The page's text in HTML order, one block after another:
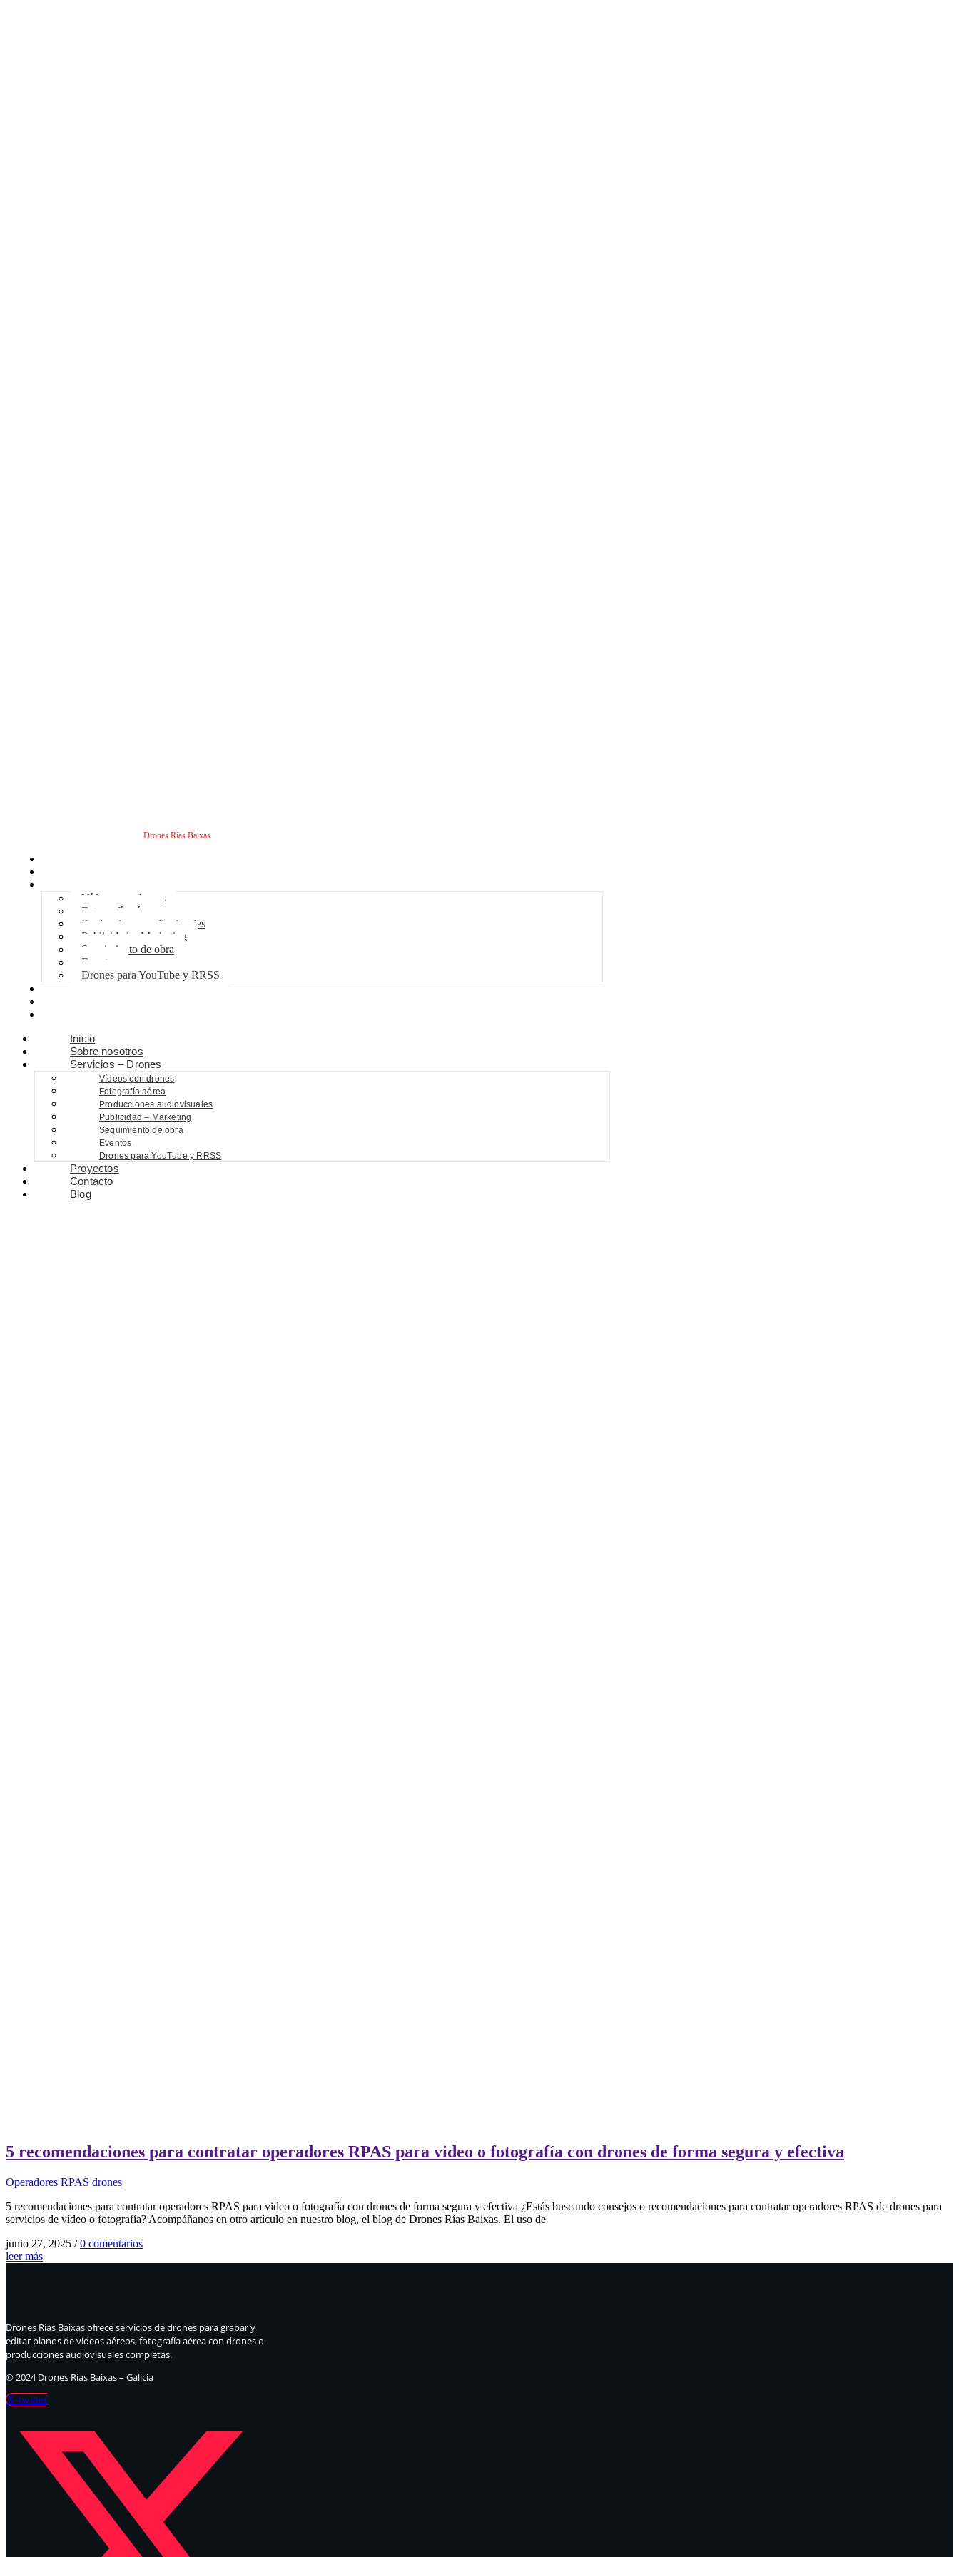
Drones Rías Baixas
Vídeos con drones
Fotografía aérea
Producciones audiovisuales
Publicidad – Marketing
Seguimiento de obra
Eventos
Drones para YouTube y RRSS
Inicio
Sobre nosotros
Servicios – Drones
Vídeos con drones
Fotografía aérea
Producciones audiovisuales
Publicidad – Marketing
Seguimiento de obra
Eventos
Drones para YouTube y RRSS
Proyectos
Contacto
Blog
5 recomendaciones para contratar operadores RPAS para video o fotografía con drones de forma segura y efectiva
Operadores RPAS drones
5 recomendaciones para contratar operadores RPAS para video o fotografía con drones de forma segura y efectiva ¿Estás buscando consejos o recomendaciones para contratar operadores RPAS de drones para
servicios de vídeo o fotografía? Acompáñanos en otro artículo en nuestro blog, el blog de Drones Rías Baixas. El uso de
junio 27, 2025 / 0 comentarios
leer más
Drones Rías Baixas ofrece servicios de drones para grabar y
editar planos de videos aéreos, fotografía aérea con drones o
producciones audiovisuales completas.
© 2024 Drones Rías Baixas – Galicia
X-twitter